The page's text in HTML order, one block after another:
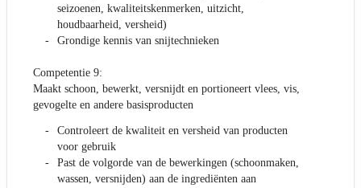
seizoenen, kwaliteitskenmerken, uitzicht,
houdbaarheid, versheid)
Grondige kennis van snijtechnieken
Competentie 9:
Maakt schoon, bewerkt, versnijdt en portioneert vlees, vis,
gevogelte en andere basisproducten
Controleert de kwaliteit en versheid van producten
voor gebruik
Past de volgorde van de bewerkingen (schoonmaken,
wassen, versnijden) aan de ingrediënten aan